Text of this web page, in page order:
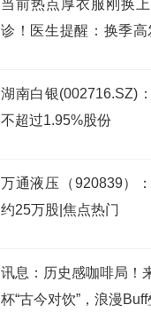
当前热点厚衣服刚换
诊！医生提醒：换季高
湖南白银(002716.SZ)
不超过1.95%股份
万通液压（920839）
约25万股|焦点热门
讯息：历史感咖啡局！
杯“古今对饮”，浪漫